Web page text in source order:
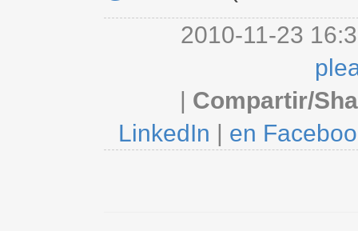
2010-11-23
| Compartir/
LinkedIn | en